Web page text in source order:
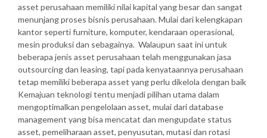
asset perusahaan memiliki nilai kapital yang besar dan sangat
menunjang proses bisnis perusahaan. Mulai dari kelengkapan
kantor seperti furniture, komputer, kendaraan operasional,
mesin produksi dan sebagainya. Walaupun saat ini untuk
beberapa jenis asset perusahaan telah menggunakan jasa
outsourcing dan leasing, tapi pada kenyataannya perusahaan
tetap memiliki beberapa asset yang perlu dikelola dengan baik
Kemajuan teknologi tentu menjadi pilihan utama dalam
mengoptimalkan pengelolaan asset, mulai dari database
management yang bisa mencatat dan mengupdate status
asset, pemeliharaan asset, penyusutan, mutasi dan rotasi